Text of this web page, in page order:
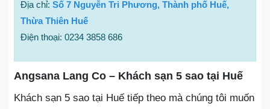
Địa chỉ: Số 7 Nguyễn Tri Phương, Thành phố Huế,
Thừa Thiên Huế
Điện thoại: 0234 3858 686
Angsana Lang Co – Khách sạn 5 sao tại Huế
Khách sạn 5 sao tại Huế tiếp theo mà chúng tôi muốn